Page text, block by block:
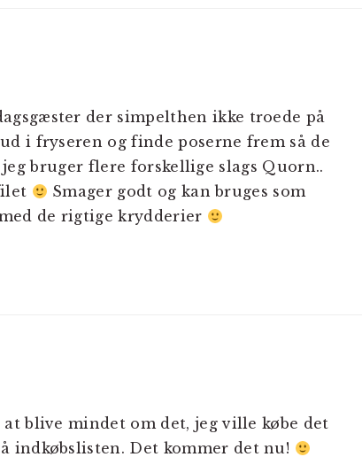
der simpelthen ikke troede på
i fryseren og finde poserne frem så de
jeg bruger flere forskellige slags Quorn..
Smager godt og kan bruges som
de rigtige krydderier
at blive mindet om det, jeg ville købe det
indkøbslisten. Det kommer det nu!